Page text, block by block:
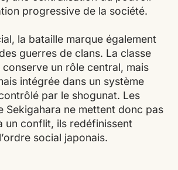
progressive de la société.
la bataille marque également
guerres de clans. La classe
conserve un rôle central, mais
intégrée dans un système
par le shogunat. Les
Sekigahara ne mettent donc pas
un conflit, ils redéfinissent
social japonais.